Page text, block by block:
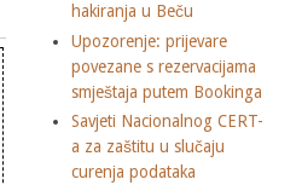
hakiranja u Beču
Upozorenje: prijevare
povezane s rezervacijama
smještaja putem Bookinga
Savjeti Nacionalnog CERT-
a za zaštitu u slučaju
curenja podataka